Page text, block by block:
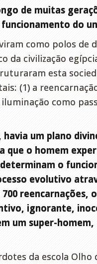
de muitas
do
como polos de
da civilização
esta
(1) a
como
um plano
que o homem
o
evolutivo
reencarnações,
ignorante,
um super-homem,
da escola Olho